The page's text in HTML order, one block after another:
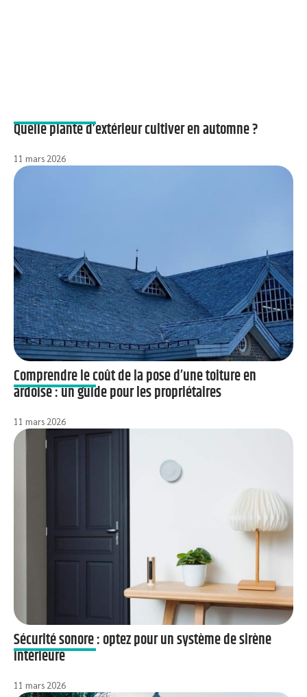
Quelle plante d’extérieur cultiver en automne ?
11 mars 2026
Comprendre le coût de la pose d’une toiture en
ardoise : un guide pour les propriétaires
11 mars 2026
Sécurité sonore : optez pour un système de sirène
intérieure
11 mars 2026